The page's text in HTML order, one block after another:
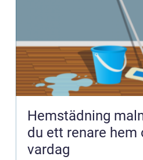
Hemstädning malmö så
du ett renare hem
vardag